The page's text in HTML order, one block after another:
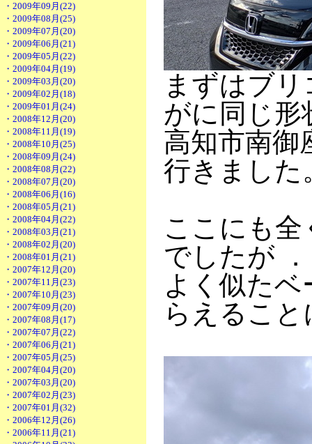
・2009年09月(22)
・2009年08月(25)
・2009年07月(20)
・2009年06月(21)
・2009年05月(22)
・2009年04月(19)
・2009年03月(20)
・2009年02月(18)
・2009年01月(24)
・2008年12月(20)
・2008年11月(19)
・2008年10月(25)
・2008年09月(24)
・2008年08月(22)
・2008年07月(20)
・2008年06月(16)
・2008年05月(21)
・2008年04月(22)
・2008年03月(21)
・2008年02月(20)
・2008年01月(21)
・2007年12月(20)
・2007年11月(23)
・2007年10月(23)
・2007年09月(20)
・2007年08月(17)
・2007年07月(22)
・2007年06月(21)
・2007年05月(25)
・2007年04月(20)
・2007年03月(20)
・2007年02月(23)
・2007年01月(32)
・2006年12月(26)
・2006年11月(21)
まずはブ
がに同じ形
高知市南御
行きました
ここにも
でしたが
よく似た
らえるこ